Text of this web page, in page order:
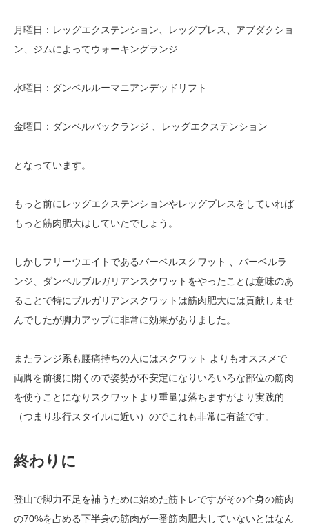
月曜日：レッグエクステンション、レッグプレス、アブダクショ
ン、ジムによってウォーキングランジ
水曜日：ダンベルルーマニアンデッドリフト
金曜日：ダンベルバックランジ 、レッグエクステンション
となっています。
もっと前にレッグエクステンションやレッグプレスをしていれば
もっと筋肉肥大はしていたでしょう。
しかしフリーウエイトであるバーベルスクワット 、バーベルラ
ンジ、ダンベルブルガリアンスクワットをやったことは意味のあ
ることで特にブルガリアンスクワットは筋肉肥大には貢献しませ
んでしたが脚力アップに非常に効果がありました。
またランジ系も腰痛持ちの人にはスクワット よりもオススメで
両脚を前後に開くので姿勢が不安定になりいろいろな部位の筋肉
を使うことになりスクワットより重量は落ちますがより実践的
（つまり歩行スタイルに近い）のでこれも非常に有益です。
終わりに
登山で脚力不足を補うために始めた筋トレですがその全身の筋肉
の70%を占める下半身の筋肉が一番筋肉肥大していないとはなん